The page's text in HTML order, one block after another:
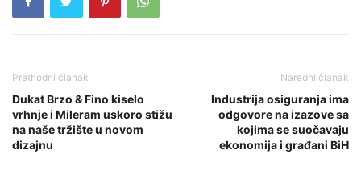
Prethodni članak
Dukat Brzo & Fino kiselo
vrhnje i Mileram uskoro stižu
na naše tržište u novom
dizajnu
Naredni članak
Industrija osiguranja ima
odgovore na izazove sa
kojima se suočavaju
ekonomija i građani BiH